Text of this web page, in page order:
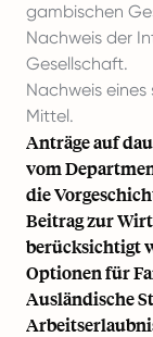
gambischen
Nachweis der
Gesellschaft.
Nachweis
Mittel.
Anträge auf
vom
die
Beitrag zur
berücksichtigt
Optionen für
Ausländische